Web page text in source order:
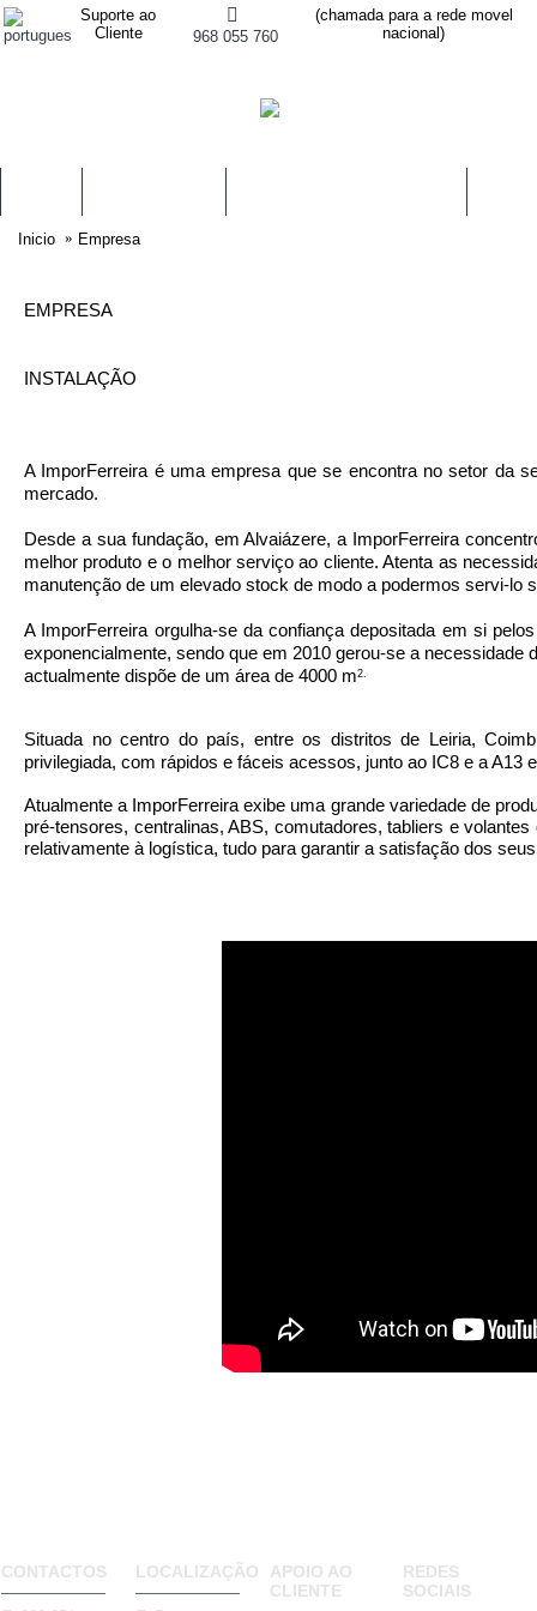
Suporte ao
Cliente
968 055 760
(chamada para a rede movel
nacional)
Inicio Empresa
EMPRESA
INSTALAÇÃO
A ImporFerreira é uma empresa que se encontra no setor da
mercado.
Desde a sua fundação, em Alvaiázere, a ImporFerreira
melhor produto e o melhor serviço ao cliente. Atenta as
manutenção de um elevado stock de modo a podermos servi-lo
A ImporFerreira orgulha-se da confiança depositada em si
exponencialmente, sendo que em 2010 gerou-se a
actualmente dispõe de um área de 4000 m2.
Situada no centro do país, entre os distritos de Leiria,
privilegiada, com rápidos e fáceis acessos, junto ao IC8 e a A13
Atualmente a ImporFerreira exibe uma grande variedade de
pré-tensores, centralinas, ABS, comutadores, tabliers e
relativamente à logística, tudo para garantir a satisfação dos
CONTACTOS LOCALIZAÇÃO
APOIO AO
CLIENTE
REDES
SOCIAIS